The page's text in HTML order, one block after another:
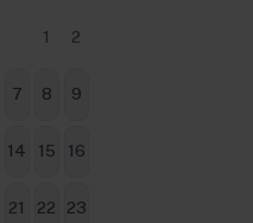
1 2
7 8 9
14 15 16
21 22 23